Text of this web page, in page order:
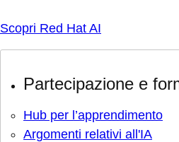
Scopri Red Hat AI
Partecipazione e
Hub per l’apprendimento
Argomenti relativi all'IA